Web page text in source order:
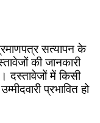
सत्यापन के
की जानकारी
दस्तावेजों में किसी
प्रभावित हो